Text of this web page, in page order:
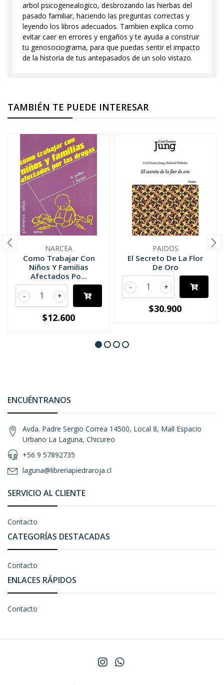
arbol psicogenealogico, desbrozando las hierbas del
pasado familiar, haciendo las preguntas correctas y
leyendo los libros adecuados. Tambien explica como
evitar caer en errores y engaños y te ayuda a construir
tu genosociograma, para que puedas sentir el impacto
de la historia de tus antepasados de un solo vistazo.
TAMBIÉN TE PUEDE INTERESAR
NARCEA
Como Trabajar Con
Niños Y Familias
Afectados Po...
+
-
$12.600
PAIDOS
El Secreto De La Flor
De Oro
+
-
$30.900
ENCUÉNTRANOS
Avda. Padre Sergio Correa 14500, Local 8, Mall Espacio
Urbano La Laguna, Chicureo
+56 9 57892735
laguna@libreriapiedraroja.cl
SERVICIO AL CLIENTE
Contacto
CATEGORÍAS DESTACADAS
Contacto
ENLACES RÁPIDOS
Contacto